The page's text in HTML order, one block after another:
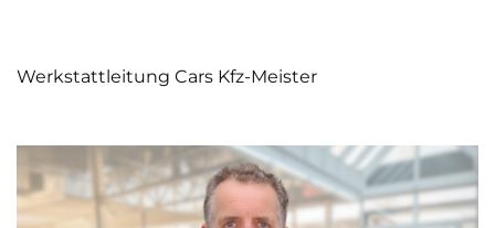
Werkstattleitung Cars Kfz-Meister